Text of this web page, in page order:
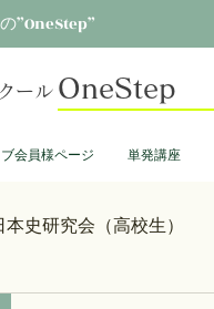
”OneStep”
ール OneStep
会員様ページ 単発講座
本史研究会（高校生）